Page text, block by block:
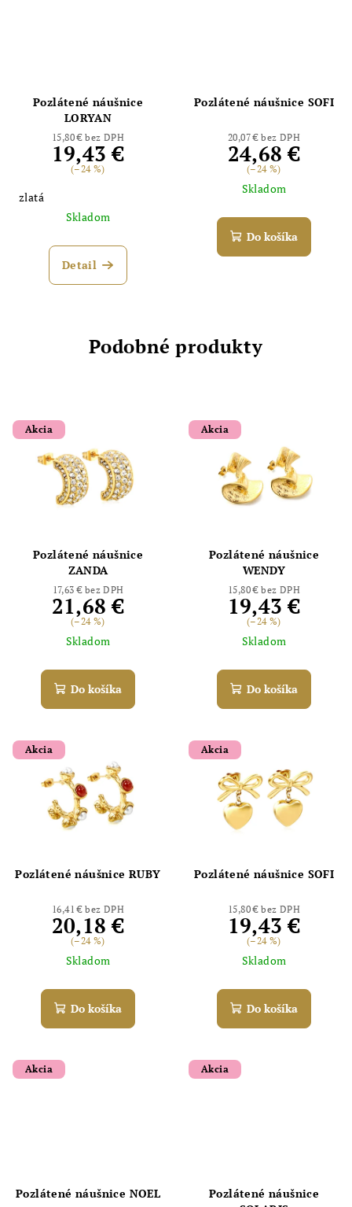
Pozlátené náušnice
LORYAN
15,80 € bez DPH
19,43 €
(–24 %)
zlatá
Skladom
Detail
Pozlátené náušnice SOFI
20,07 € bez DPH
24,68 €
(–24 %)
Skladom
Do košíka
Podobné produkty
Akcia
Pozlátené náušnice
ZANDA
17,63 € bez DPH
21,68 €
(–24 %)
Skladom
Do košíka
Akcia
Pozlátené náušnice
WENDY
15,80 € bez DPH
19,43 €
(–24 %)
Skladom
Do košíka
Akcia
Pozlátené náušnice RUBY
16,41 € bez DPH
20,18 €
(–24 %)
Skladom
Do košíka
Akcia
Pozlátené náušnice SOFI
15,80 € bez DPH
19,43 €
(–24 %)
Skladom
Do košíka
Akcia
Pozlátené náušnice NOEL
Akcia
Pozlátené náušnice